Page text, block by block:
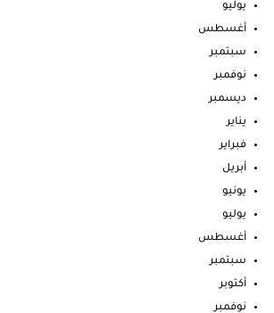
يوليو
أغسطس
سبتمبر
نوفمبر
ديسمبر
يناير
فبراير
أبريل
يونيو
يوليو
أغسطس
سبتمبر
أكتوبر
نوفمبر